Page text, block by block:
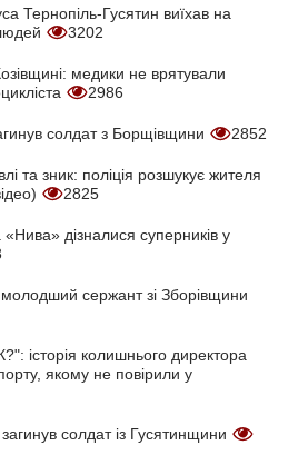
Тернопіль-Гусятин виїхав на
3202
медики не врятували
2986
солдат з Борщівщини 2852
та зник: поліція розшукує жителя
2825
дізналися суперників у
сержант зі Зборівщини
історія колишнього директора
якому не повірили у
солдат із Гусятинщини